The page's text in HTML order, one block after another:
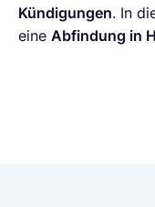
Kündigungen. In
eine Abfindung in